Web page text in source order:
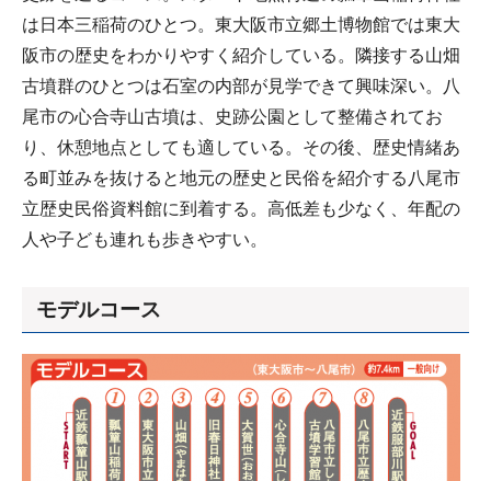
は日本三稲荷のひとつ。東大阪市立郷土博物館では東大
阪市の歴史をわかりやすく紹介している。隣接する山畑
古墳群のひとつは石室の内部が見学できて興味深い。八
尾市の心合寺山古墳は、史跡公園として整備されてお
り、休憩地点としても適している。その後、歴史情緒あ
る町並みを抜けると地元の歴史と民俗を紹介する八尾市
立歴史民俗資料館に到着する。高低差も少なく、年配の
人や子ども連れも歩きやすい。
モデルコース